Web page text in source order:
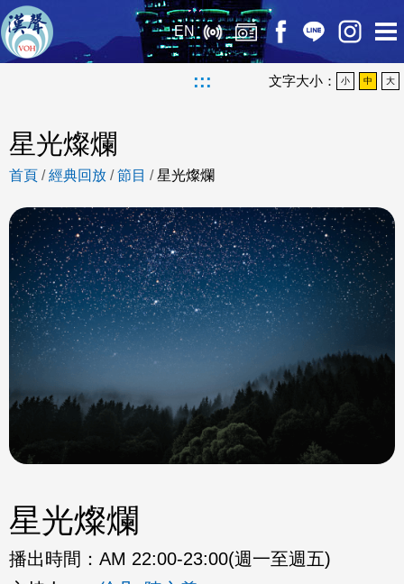
EN
::: 文字大小： 小 中 大
星光燦爛
首頁 /經典回放 /節目 /星光燦爛
星光燦爛
播出時間： AM 22:00-23:00(週一至週五)